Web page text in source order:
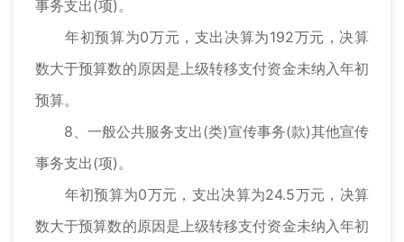
事务支出(项)。
年初预算为0万元，支出决算为192万元，决算
数大于预算数的原因是上级转移支付资金未纳入年初
预算。
8、一般公共服务支出(类)宣传事务(款)其他宣传
事务支出(项)。
年初预算为0万元，支出决算为24.5万元，决算
数大于预算数的原因是上级转移支付资金未纳入年初